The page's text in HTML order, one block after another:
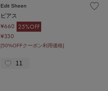
Edit Sheen
ピアス
¥660 25%OFF
¥330
[50%OFFクーポン利用価格]
11